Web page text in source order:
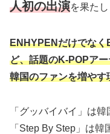
人初の出演を果たし
ENHYPENだけでな
ど、話題のK-POPア
韓国のファンを増やす
「グッバイバイ」は
「Step By Step」は